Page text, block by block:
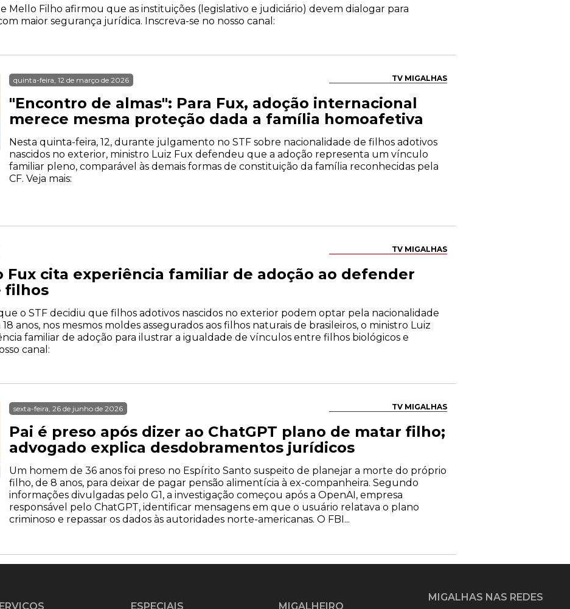
Mello Filho afirmou que as instituições (legislativo e judiciário) devem dialogar para
maior segurança jurídica. Inscreva-se no nosso canal:
TV MIGALHAS
quinta-feira, 12 de março de 2026
"Encontro de almas": Para Fux, adoção internacional
merece mesma proteção dada a família homoafetiva
Nesta quinta-feira, 12, durante julgamento no STF sobre nacionalidade de filhos adotivos
nascidos no exterior, ministro Luiz Fux defendeu que a adoção representa um vínculo
familiar pleno, comparável às demais formas de constituição da família reconhecidas pela
CF. Veja mais:
TV MIGALHAS
Fux cita experiência familiar de adoção ao defender
filhos
o STF decidiu que filhos adotivos nascidos no exterior podem optar pela nacionalidade
anos, nos mesmos moldes assegurados aos filhos naturais de brasileiros, o ministro Luiz
familiar de adoção para ilustrar a igualdade de vínculos entre filhos biológicos e
canal:
TV MIGALHAS
sexta-feira, 26 de junho de 2026
Pai é preso após dizer ao ChatGPT plano de matar filho;
advogado explica desdobramentos jurídicos
Um homem de 36 anos foi preso no Espírito Santo suspeito de planejar a morte do próprio
filho, de 8 anos, para deixar de pagar pensão alimentícia à ex-companheira. Segundo
informações divulgadas pelo G1, a investigação começou após a OpenAI, empresa
responsável pelo ChatGPT, identificar mensagens em que o usuário relatava o plano
criminoso e repassar os dados às autoridades norte-americanas. O FBI...
ESPECIAIS MIGALHEIRO
MIGALHAS NAS REDES